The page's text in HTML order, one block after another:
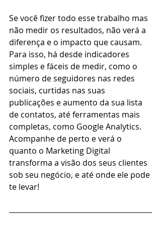
Se você fizer todo esse trabalho mas
não medir os resultados, não verá a
diferença e o impacto que causam.
Para isso, há desde indicadores
simples e fáceis de medir, como o
número de seguidores nas redes
sociais, curtidas nas suas
publicações e aumento da sua lista
de contatos, até ferramentas mais
completas, como Google Analytics.
Acompanhe de perto e verá o
quanto o Marketing Digital
transforma a visão dos seus clientes
sob seu negócio, e até onde ele pode
te levar!